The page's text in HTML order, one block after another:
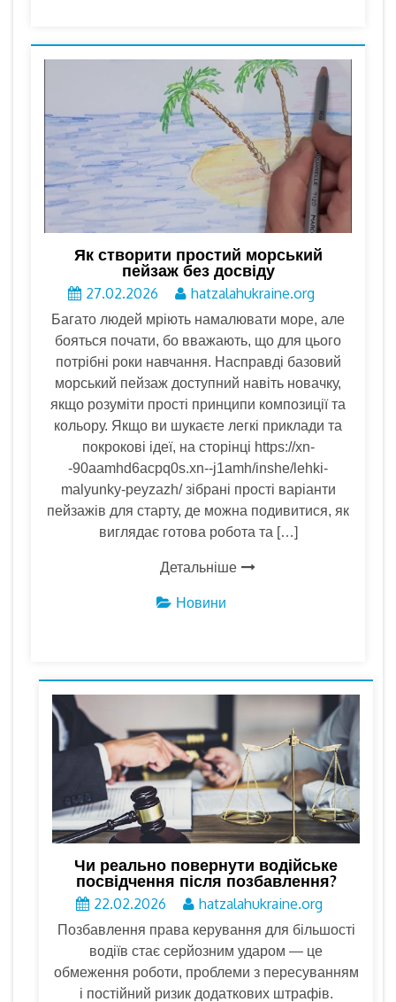
Як створити простий морський
пейзаж без досвіду
27.02.2026 hatzalahukraine.org
Багато людей мріють намалювати море, але
бояться почати, бо вважають, що для цього
потрібні роки навчання. Насправді базовий
морський пейзаж доступний навіть новачку,
якщо розуміти прості принципи композиції та
кольору. Якщо ви шукаєте легкі приклади та
покрокові ідеї, на сторінці https://xn-
-90aamhd6acpq0s.xn--j1amh/inshe/lehki-
malyunky-peyzazh/ зібрані прості варіанти
пейзажів для старту, де можна подивитися, як
виглядає готова робота та […]
Детальніше
Новини
Чи реально повернути водійське
посвідчення після позбавлення?
22.02.2026 hatzalahukraine.org
Позбавлення права керування для більшості
водіїв стає серйозним ударом — це
обмеження роботи, проблеми з пересуванням
і постійний ризик додаткових штрафів.